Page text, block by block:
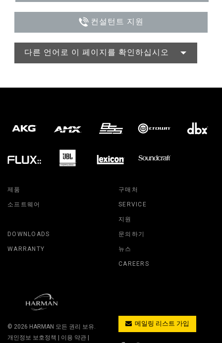
컨설턴트 지원
다른 언어로 이 페이지를 확인하십시오
제품
소프트웨어
구매처
SERVICE
지원
DOWNLOADS
WARRANTY
문의하기
뉴스
CAREERS
© 2026 HARMAN 모든 권리 보유.
개인정보 보호정책 | 이용 약관 |
메일링 리스트 가입